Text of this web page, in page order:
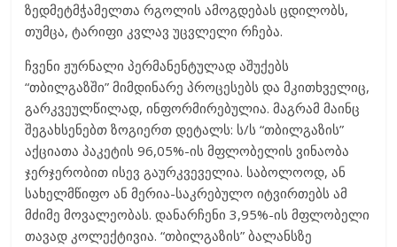
ზედმეტმჭამელთა რგოლის ამოგდებას ცდილობს,
თუმცა, ტარიფი კვლავ უცვლელი რჩება.
ჩვენი ჟურნალი პერმანენტულად აშუქებს
“თბილგაზში” მიმდინარე პროცესებს და მკითხველიც,
გარკვეულწილად, ინფორმირებულია. მაგრამ მაინც
შეგახსენებთ ზოგიერთ დეტალს: ს/ს “თბილგაზის”
აქციათა პაკეტის 96,05%-ის მფლობელის ვინაობა
ჯერჯერობით ისევ გაურკვეველია. საბოლოოდ, ან
სახელმწიფო ან მერია-საკრებულო იტვირთებს ამ
მძიმე მოვალეობას. დანარჩენი 3,95%-ის მფლობელი
თავად კოლექტივია. “თბილგაზის” ბალანსზე